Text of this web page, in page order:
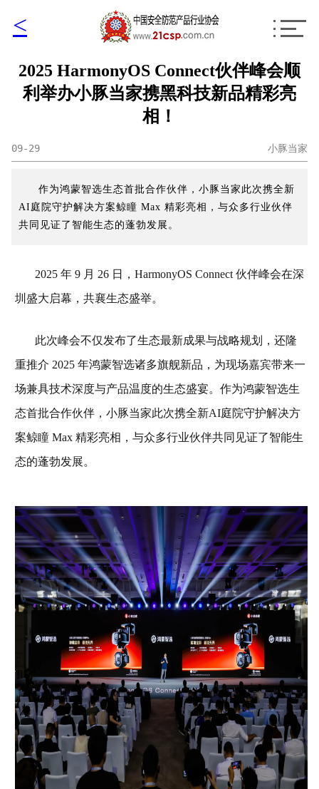
<
2025 HarmonyOS Connect伙伴峰会顺
利举办小豚当家携黑科技新品精彩亮
相！
09-29 小豚当家
作为鸿蒙智选生态首批合作伙伴，小豚当家此次携全新
AI庭院守护解决方案鲸瞳 Max 精彩亮相，与众多行业伙伴
共同见证了智能生态的蓬勃发展。
2025 年 9 月 26 日，HarmonyOS Connect 伙伴峰会在深
圳盛大启幕，共襄生态盛举。
此次峰会不仅发布了生态最新成果与战略规划，还隆
重推介 2025 年鸿蒙智选诸多旗舰新品，为现场嘉宾带来一
场兼具技术深度与产品温度的生态盛宴。作为鸿蒙智选生
态首批合作伙伴，小豚当家此次携全新AI庭院守护解决方
案鲸瞳 Max 精彩亮相，与众多行业伙伴共同见证了智能生
态的蓬勃发展。